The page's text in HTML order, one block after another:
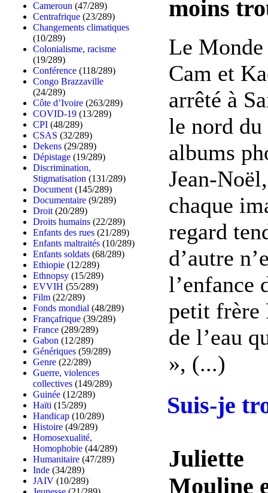
Cameroun (47/289)
Centrafrique (23/289)
Changements climatiques
(10/289)
Colonialisme, racisme
(19/289)
Conférence (118/289)
Congo Brazzaville
(24/289)
Côte d’Ivoire (263/289)
COVID-19 (13/289)
CPI (48/289)
CSAS (32/289)
Dekens (29/289)
Dépistage (19/289)
Discrimination,
Stigmatisation (131/289)
Document (145/289)
Documentaire (9/289)
Droit (20/289)
Droits humains (22/289)
Enfants des rues (21/289)
Enfants maltraités (10/289)
Enfants soldats (68/289)
Ethiopie (12/289)
Ethnopsy (15/289)
EVVIH (55/289)
Film (22/289)
Fonds mondial (48/289)
Françafrique (39/289)
France (289/289)
Gabon (12/289)
Génériques (59/289)
Genre (22/289)
Guerre, violences
collectives (149/289)
Guinée (12/289)
Haïti (15/289)
Handicap (10/289)
Histoire (49/289)
Homosexualité,
Homophobie (44/289)
Humanitaire (47/289)
Inde (34/289)
JAIV (10/289)
moins
Le
Cam et
arrêté à
le nord du
albums
Jean-
chaque
regard
d’autre
l’enfance
petit frère
de l’eau
», (...)
Suis-je
Juliette
Mouline